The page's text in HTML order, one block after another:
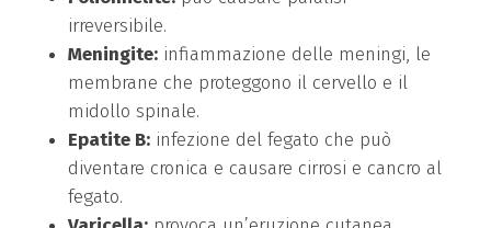
irreversibile.
Meningite:infiammazione delle meningi, le
membrane che proteggono il cervello e il
midollo spinale.
Epatite B:infezione del fegato che può
diventare cronica e causare cirrosi e cancro al
fegato.